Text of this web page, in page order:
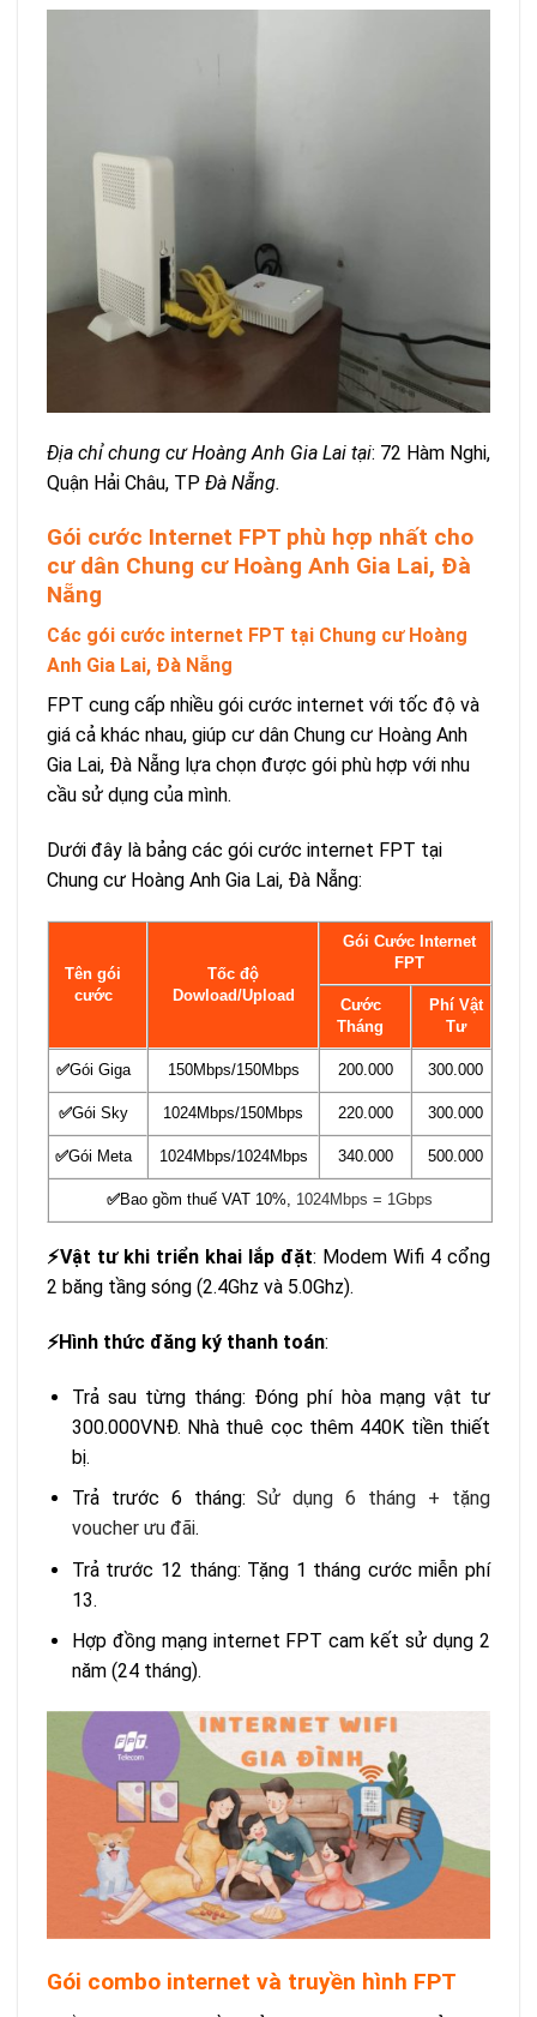
Địa chỉ chung cư Hoàng Anh Gia Lai tại: 72 Hàm Nghi,
Quận Hải Châu, TP Đà Nẵng.
Gói cước Internet FPT phù hợp nhất cho
cư dân Chung cư Hoàng Anh Gia Lai, Đà
Nẵng
Các gói cước internet FPT tại Chung cư Hoàng
Anh Gia Lai, Đà Nẵng
FPT cung cấp nhiều gói cước internet với tốc độ và
giá cả khác nhau, giúp cư dân Chung cư Hoàng Anh
Gia Lai, Đà Nẵng lựa chọn được gói phù hợp với nhu
cầu sử dụng của mình.
Dưới đây là bảng các gói cước internet FPT tại
Chung cư Hoàng Anh Gia Lai, Đà Nẵng:
Tên gói
cước
Tốc độ
Dowload/Upload
Gói Cước Internet
FPT
Cước
Tháng
Phí Vật
Tư
✅Gói Giga 150Mbps/150Mbps 200.000 300.000
✅Gói Sky 1024Mbps/150Mbps 220.000 300.000
✅Gói Meta 1024Mbps/1024Mbps 340.000 500.000
✅Bao gồm thuế VAT 10%, 1024Mbps = 1Gbps
⚡️Vật tư khi triển khai lắp đặt: Modem Wifi 4 cổng
2 băng tầng sóng (2.4Ghz và 5.0Ghz).
⚡️Hình thức đăng ký thanh toán:
Trả sau từng tháng: Đóng phí hòa mạng vật tư
300.000VNĐ. Nhà thuê cọc thêm 440K tiền thiết
bị.
Trả trước 6 tháng:Sử dụng 6 tháng + tặng
voucher ưu đãi.
Trả trước 12 tháng: Tặng 1 tháng cước miễn phí
13.
Hợp đồng mạng internet FPT cam kết sử dụng 2
năm (24 tháng).
Gói combo internet và truyền hình FPT